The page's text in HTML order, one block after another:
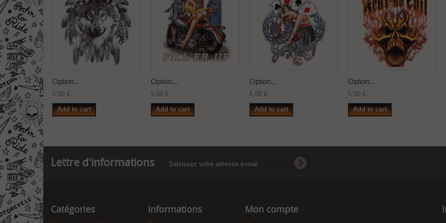
Option...
5,00 €
Add to cart
Option...
5,00 €
Add to cart
Option...
5,00 €
Add to cart
Option...
5,00 €
Add to cart
Lettre d'informations
Catégories Informations Mon compte